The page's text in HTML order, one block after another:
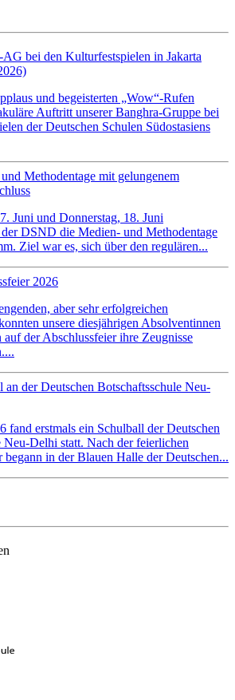
AG bei den Kulturfestspielen in Jakarta
und begeisterten „Wow“-Rufen
Auftritt unserer Banghra-Gruppe bei
der Deutschen Schulen Südostasiens
Methodentage mit gelungenem
Juni und Donnerstag, 18. Juni
der DSND die Medien- und Methodentage
Ziel war es, sich über den regulären...
2026
aber sehr erfolgreichen
unsere diesjährigen Absolventinnen
der Abschlussfeier ihre Zeugnisse
an der Deutschen Botschaftsschule Neu-
fand erstmals ein Schulball der Deutschen
Neu-Delhi statt. Nach der feierlichen
begann in der Blauen Halle der Deutschen...